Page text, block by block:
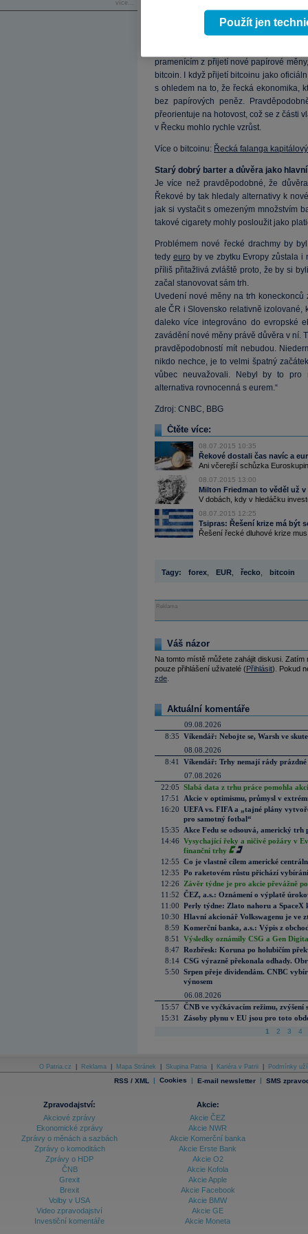
více...
dostatečně silná, aby tento závazek
měna
pramenícím z přijetí nové papírové
bitcoin. I když přijetí bitcoinu jako
s ohledem na to, že řecká ekonomika,
bez papírových peněz.
přeorientuje na hotovost, což se z části
v Řecku mohlo rychle vzrůst.
Více o bitcoinu: Řecká falanga
Starý dobrý barter a důvěra jako
Je více než pravděpodobné, že
Řekové by tak hledaly alternativy k
jak si vystačit s omezeným množstvím
takové cigarety mohly posloužit jako
Problémem nové řecké drachmy by
tedy euro by ve zbytku Evropy zůstala
příliš přitažlivá zvláště proto, že by si
začal stanovovat sám trh.
Uvedení nové měny na trh
ale ČR i Slovensko relativně izolované,
daleko více integrováno do evropské
zavádění nové měny právě důvěra v ní.
pravděpodobností mít nebudou.
nikdo nechce, je to velmi špatný
vůbec neuvažovali. Nebyl by to pro
alternativa rovnocenná s eurem.“
Zdroj: CNBC, BBG
Čtěte více:
08.07.2015 10:35
Řekové dostali čas navíc a
Ani včerejší schůzka
08.07.2015 13:00
Milton Friedman to věděl už
V dobách, kdy v hledáčku
08.07.2015 12:25
Tsipras: Řešení krize má být
Řešení řecké dluhové krize
Tagy: forex EUR řecko bitcoin
Reklama
Váš názor
Na tomto místě můžete zahájit diskusi.
pouze přihlášení uživatelé (Přihlásit). Pokud
zde
Aktuální komentáře
09.08.2026
8:35 Víkendář: Nebojte se, Warsh ve
08.08.2026
8:41
Víkendář: Trhy nemají rády prázdné
07.08.2026
22:05 Slabá data z trhu práce pomohla
17:51
Akcie v optimismu, průmysl v
16:20 UEFA vs. FIFA a „tajné plány
pro samotný fotbal“
15:35
Akce Fedu se odsouvá, americký
14:46 Vysychající řeky a ničivé požáry v
finanční trhy
12:55 Co je vlastně cílem americké
12:35 Po raketovém růstu přichází
12:26
Závěr týdne je pro akcie převážně
11:52 ČEZ, a.s.: Oznámení o výplatě
11:00 Perly týdne: Zlato nahoru a SpaceX
10:30 Hlavní akcionář Volkswagenu je ve
8:59 Komerční banka, a.s.: Výpis z
8:51
Výsledky oznámily CSG a Gen
8:47 Rozbřesk: Koruna po holubičím
8:14 CSG výrazně překonala odhady.
5:50 Srpen přeje dividendám. CNBC
výnosem
06.08.2026
15:57 ČNB ve vyčkávacím režimu, zvýšení
15:31
Zásoby plynu v EU jsou pro toto
1 2 3 4
O Patria.cz Reklama Mapa Stránek Skupina Patria Kariéra v Patrii Podmínky
RSS / XML | Cookies | E-mail newsletter | SMS
Zpravodajství:
Akciové zprávy
Ekonomické zprávy
Zprávy o měnách a sazbách
Zprávy o komoditách
Zprávy o HDP
ČNB
Grexit
Brexit
Volby v USA
Video zpravodajství
Investiční komentáře
Akcie:
Akcie ČEZ
Akcie NWR
Akcie Komerční banka
Akcie Erste Bank
Akcie O2
Akcie Kofola
Akcie Apple
Akcie Facebook
Akcie BMW
Akcie GE
Akcie Moneta
Použít jen